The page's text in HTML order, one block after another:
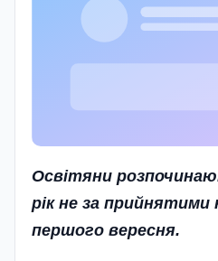
Освітяни
рік не за прийнятими
першого вересня.